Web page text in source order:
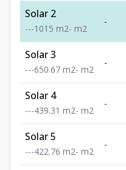
Solar 2
---1015 m2- m2
-
Solar 3
---650.67 m2- m2
-
Solar 4
---439.31 m2- m2
-
Solar 5
---422.76 m2- m2
-